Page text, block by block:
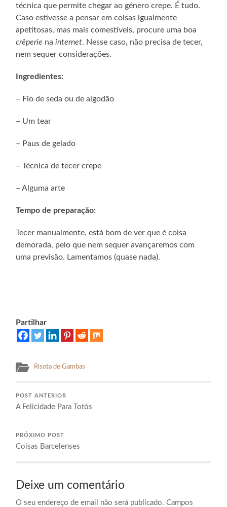
técnica que permite chegar ao género crepe. É tudo.
Caso estivesse a pensar em coisas igualmente
apetitosas, mas mais comestíveis, procure uma boa
crêperie nainternet. Nesse caso, não precisa de tecer,
nem sequer considerações.
Ingredientes:
– Fio de seda ou de algodão
– Um tear
– Paus de gelado
– Técnica de tecer crepe
– Alguma arte
Tempo de preparação:
Tecer manualmente, está bom de ver que é coisa
demorada, pelo que nem sequer avançaremos com
uma previsão. Lamentamos (quase nada).
Partilhar
Risota de Gambas
POST ANTERIOR
A Felicidade Para Totós
PRÓXIMO POST
Coisas Barcelenses
Deixe um comentário
O seu endereço de email não será publicado. Campos